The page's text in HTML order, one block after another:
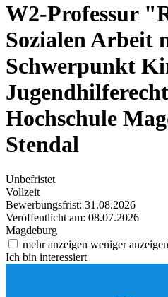
W2-Professur
Sozialen Arbeit
Schwerpunkt
Hochschule
Stendal
Unbefristet
Vollzeit
Bewerbungsfrist: 31.08.2026
Veröffentlicht am: 08.07.2026
Magdeburg
mehr anzeigen weniger anzeigen
Ich bin interessiert